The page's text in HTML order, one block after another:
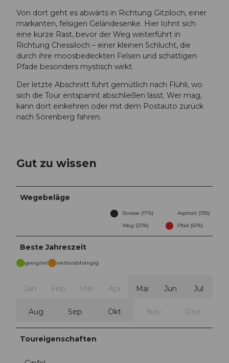
Von dort geht es abwärts in Richtung Gitziloch, einer
markanten, felsigen Geländesenke. Hier lohnt sich
eine kurze Rast, bevor der Weg weiterführt in
Richtung Chessiloch – einer kleinen Schlucht, die
durch ihre moosbedeckten Felsen und schattigen
Pfade besonders mystisch wirkt.
Der letzte Abschnitt führt gemütlich nach Flühli, wo
sich die Tour entspannt abschließen lässt. Wer mag,
kann dort einkehren oder mit dem Postauto zurück
nach Sörenberg fahren.
Gut zu wissen
Wegebeläge
Strasse (17%)
Asphalt (13%)
Weg (20%)
Pfad (50%)
Beste Jahreszeit
geeignet wetterabhängig
Jan Feb Mär Apr Mai Jun Jul
Aug Sep Okt Nov Dez
Toureigenschaften